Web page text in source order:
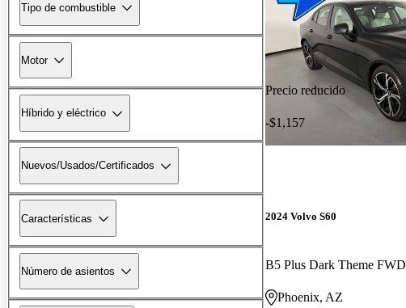
Tipo de combustible
Motor
Híbrido y eléctrico
Nuevos/Usados/Certificados
Características
Número de asientos
Precio reducido
-$1,157
2024 Volvo S60
B5 Plus Dark Theme FWD
Phoenix, AZ